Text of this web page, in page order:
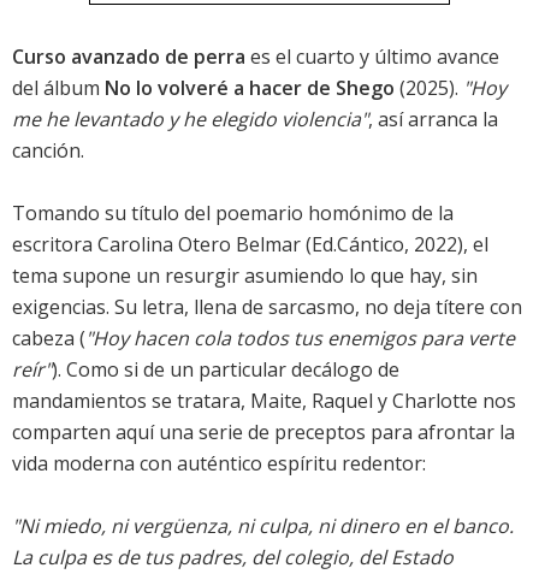
Curso avanzado de perra es el cuarto y último avance
del álbum No lo volveré a hacer de Shego (2025). "Hoy
me he levantado y he elegido violencia", así arranca la
canción.
Tomando su título del poemario homónimo de la
escritora Carolina Otero Belmar (Ed.Cántico, 2022), el
tema supone un resurgir asumiendo lo que hay, sin
exigencias. Su letra, llena de sarcasmo, no deja títere con
cabeza ("Hoy hacen cola todos tus enemigos para verte
reír"). Como si de un particular decálogo de
mandamientos se tratara, Maite, Raquel y Charlotte nos
comparten aquí una serie de preceptos para afrontar la
vida moderna con auténtico espíritu redentor:
"Ni miedo, ni vergüenza, ni culpa, ni dinero en el banco.
La culpa es de tus padres, del colegio, del Estado